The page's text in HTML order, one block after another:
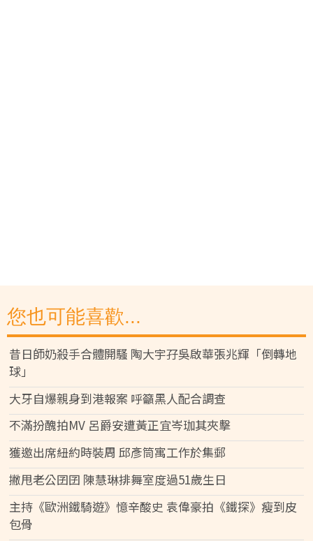
您也可能喜歡...
昔日師奶殺手合體開騷 陶大宇孖吳啟華張兆輝「倒轉地
球」
大牙自爆親身到港報案 呼籲黑人配合調查
不滿扮醜拍MV 呂爵安遭黃正宜岑珈其夾擊
獲邀出席紐約時裝周 邱彥筒寓工作於集郵
撇甩老公囝囝 陳慧琳排舞室度過51歲生日
主持《歐洲鐵騎遊》憶辛酸史 袁偉豪拍《鐵探》瘦到皮
包骨